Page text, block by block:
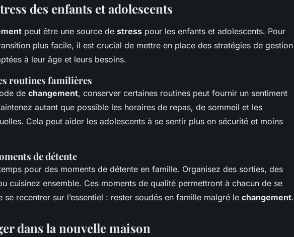
des enfants et adolescents
peut être une source de stress pour les enfants et adolescents. Pour
plus facile, il est crucial de mettre en place des stratégies de gestion
à leur âge et leurs besoins.
routines familières
de changement, conserver certaines routines peut fournir un sentiment
autant que possible les horaires de repas, de sommeil et les
Cela peut aider les adolescents à se sentir plus en sécurité et moins
de détente
pour des moments de détente en famille. Organisez des sorties, des
cuisinez ensemble. Ces moments de qualité permettront à chacun de se
se recentrer sur l’essentiel : rester soudés en famille malgré le changement.
dans la nouvelle maison